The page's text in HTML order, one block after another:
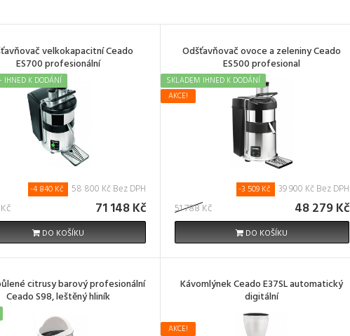
velkokapacitní Ceado
ES700 profesionální
IHNED K DODÁNÍ
-4 840 Kč 58 800 Kč Bez DPH
71 148 Kč
DO KOŠÍKU
Odšťavňovač ovoce a zeleniny Ceado
ES500 profesional
AKCE!
SKLADEM IHNED K DODÁNÍ
51 788 Kč
-3 509 Kč 39 900 Kč Bez DPH
48 279 Kč
DO KOŠÍKU
citrusy barový profesionální
Ceado S98, leštěný hliník
Kávomlýnek Ceado E37SL automatický
digitální
AKCE!